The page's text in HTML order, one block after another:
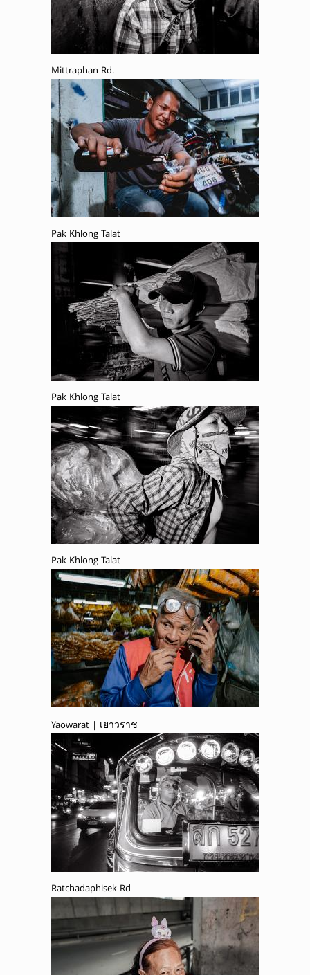
Mittraphan Rd.
Pak Khlong Talat
Pak Khlong Talat
Pak Khlong Talat
Yaowarat | เยาวราช
Ratchadaphisek Rd